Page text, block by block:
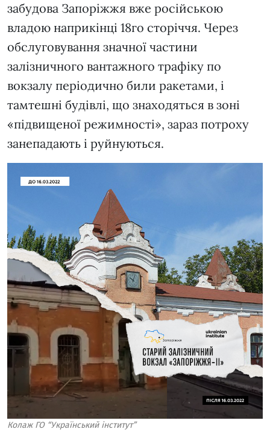
забудова Запоріжжя вже російською
владою наприкінці 18го сторіччя. Через
обслуговування значної частини
залізничного вантажного трафіку по
вокзалу періодично били ракетами, і
тамтешні будівлі, що знаходяться в зоні
«підвищеної режимності», зараз потроху
занепадають і руйнуються.
Колаж ГО “Український інститут”